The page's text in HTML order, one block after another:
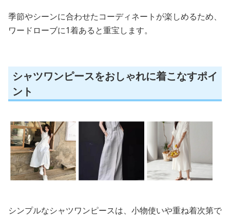
季節やシーンに合わせたコーディネートが楽しめるため、
ワードローブに1着あると重宝します。
シャツワンピースをおしゃれに着こなすポイ
ント
シンプルなシャツワンピースは、小物使いや重ね着次第で